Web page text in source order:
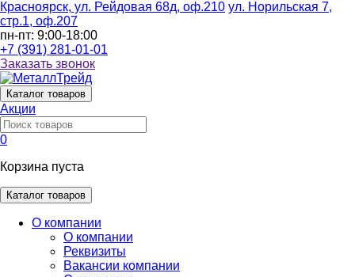
Красноярск, ул. Рейдовая 68д, оф.210 ул. Норильская 7,
стр.1, оф.207
пн-пт: 9:00-18:00
+7 (391) 281-01-01
Заказать звонок
Каталог товаров
Акции
0
Корзина пуста
Каталог товаров
О компании
О компании
Реквизиты
Вакансии компании